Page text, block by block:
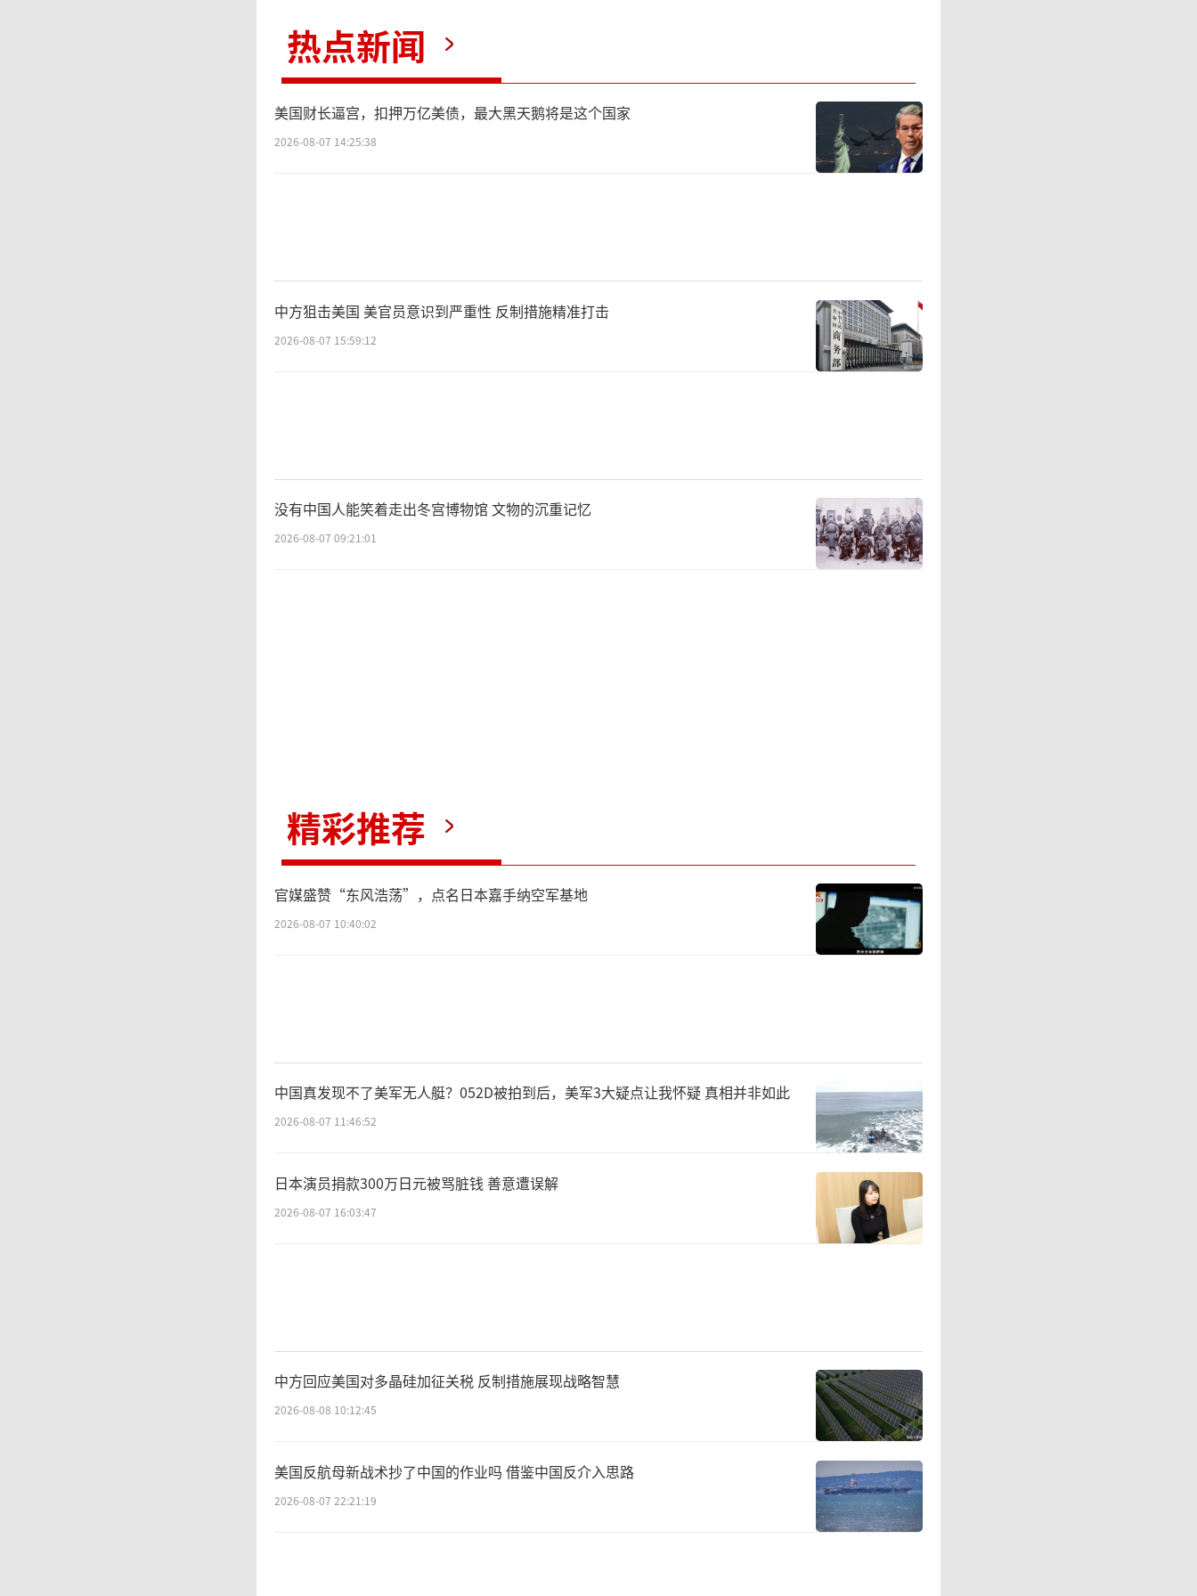
热点新闻
美国财长逼宫，扣押万亿美债，最大黑天鹅将是这个国家
2026-08-07 14:25:38
中方狙击美国 美官员意识到严重性 反制措施精准打击
2026-08-07 15:59:12
没有中国人能笑着走出冬宫博物馆 文物的沉重记忆
2026-08-07 09:21:01
精彩推荐
官媒盛赞“东风浩荡”，点名日本嘉手纳空军基地
2026-08-07 10:40:02
中国真发现不了美军无人艇？052D被拍到后，美军3大疑点让我怀疑 真相并非如此
2026-08-07 11:46:52
日本演员捐款300万日元被骂脏钱 善意遭误解
2026-08-07 16:03:47
中方回应美国对多晶硅加征关税 反制措施展现战略智慧
2026-08-08 10:12:45
美国反航母新战术抄了中国的作业吗 借鉴中国反介入思路
2026-08-07 22:21:19